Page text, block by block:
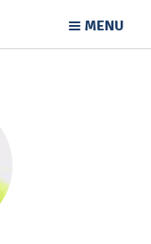
MENU